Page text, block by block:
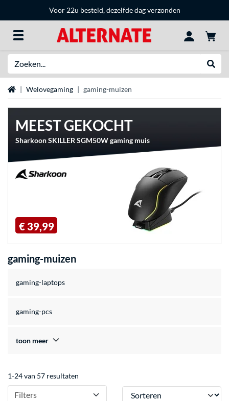
Voor 22u besteld, dezelfde dag verzonden
HomeWelovegaming gaming-muizen
MEEST GEKOCHT
Sharkoon SKILLER SGM50W gaming muis
€ 39,99
gaming-muizen
gaming-laptops
gaming-pcs
toon meer
1-24 van 57 resultaten
Filters Sorteren